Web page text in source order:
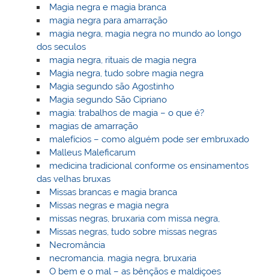
Magia negra e magia branca
magia negra para amarração
magia negra, magia negra no mundo ao longo
dos seculos
magia negra, rituais de magia negra
Magia negra, tudo sobre magia negra
Magia segundo são Agostinho
Magia segundo São Cipriano
magia: trabalhos de magia – o que é?
magias de amarração
malefícios – como alguém pode ser embruxado
Malleus Maleficarum
medicina tradicional conforme os ensinamentos
das velhas bruxas
Missas brancas e magia branca
Missas negras e magia negra
missas negras, bruxaria com missa negra,
Missas negras, tudo sobre missas negras
Necromância
necromancia. magia negra, bruxaria
O bem e o mal – as bênçãos e maldiçoes